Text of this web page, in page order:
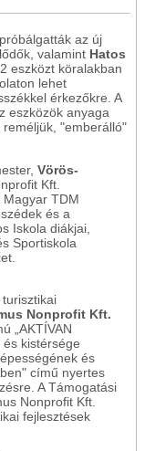
az új
valamint Hatos
eszközt köralakban
lehet
érkezőkre. A
eszközök anyaga
"emberálló"
Vörös-
Kft.
Magyar TDM
és a
Iskola diákjai,
Sportiskola
Nonprofit Kft.
„AKTÍVAN
és kistérsége
és
című nyertes
A Támogatási
Nonprofit Kft.
fejlesztések